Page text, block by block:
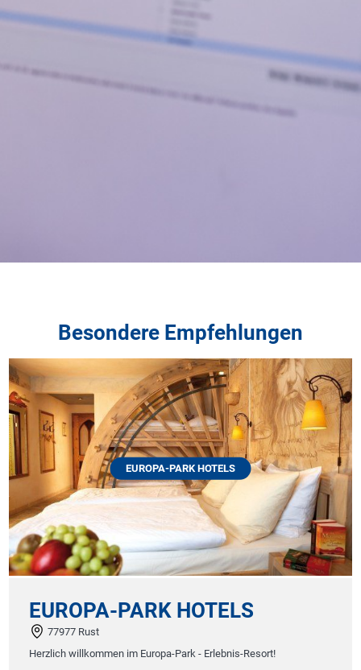
Besondere Empfehlungen
EUROPA-PARK HOTELS
EUROPA-PARK HOTELS
77977 Rust
Herzlich willkommen im Europa-Park - Erlebnis-Resort!